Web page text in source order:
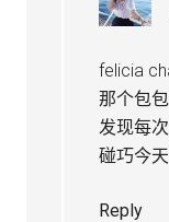
felicia
那个包
发现每
碰巧今
Reply